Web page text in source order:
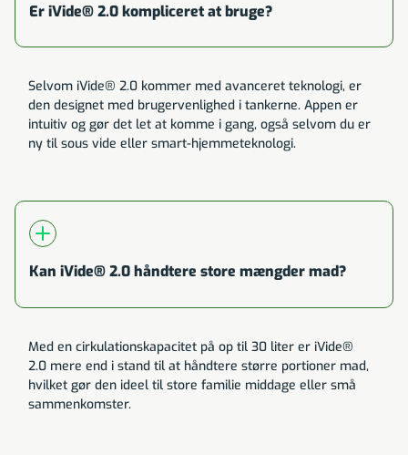
Er iVide® 2.0 kompliceret at bruge?
Selvom iVide® 2.0 kommer med avanceret teknologi, er
den designet med brugervenlighed i tankerne. Appen er
intuitiv og gør det let at komme i gang, også selvom du er
ny til sous vide eller smart-hjemmeteknologi.
Kan iVide® 2.0 håndtere store mængder mad?
Med en cirkulationskapacitet på op til 30 liter er iVide®
2.0 mere end i stand til at håndtere større portioner mad,
hvilket gør den ideel til store familie middage eller små
sammenkomster.